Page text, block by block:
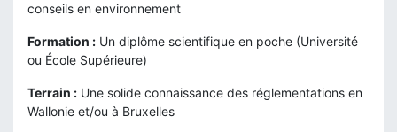
conseils en environnement
Formation : Un diplôme scientifique en poche (Université
ou École Supérieure)
Terrain : Une solide connaissance des réglementations en
Wallonie et/ou à Bruxelles